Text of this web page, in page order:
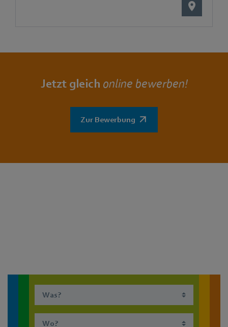
Jetzt gleich online bewerben!
Zur Bewerbung